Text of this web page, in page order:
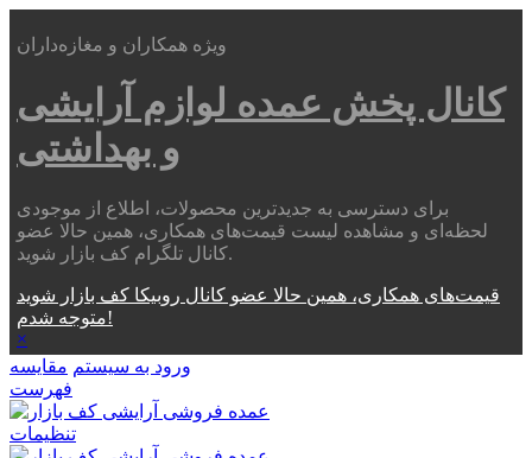
ویژه همکاران و مغازه‌داران
کانال پخش عمده لوازم آرایشی
و بهداشتی
برای دسترسی به جدیدترین محصولات، اطلاع از موجودی
لحظه‌ای و مشاهده لیست قیمت‌های همکاری، همین حالا عضو
کانال تلگرام کف بازار شوید.
قیمت‌های همکاری، همین حالا عضو کانال روبیکا کف بازار شوید
متوجه شدم!
×
ورود به سیستم مقایسه
فهرست
تنظیمات